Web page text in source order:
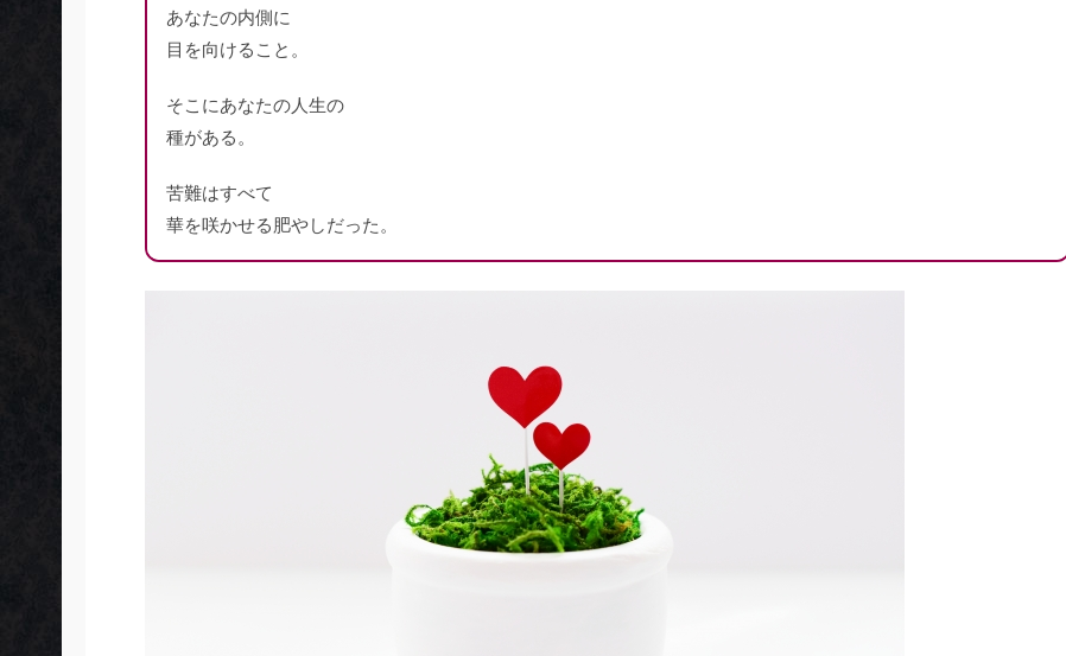
あなたの内側に
目を向けること。
そこにあなたの人生の
種がある。
苦難はすべて
華を咲かせる肥やしだった。